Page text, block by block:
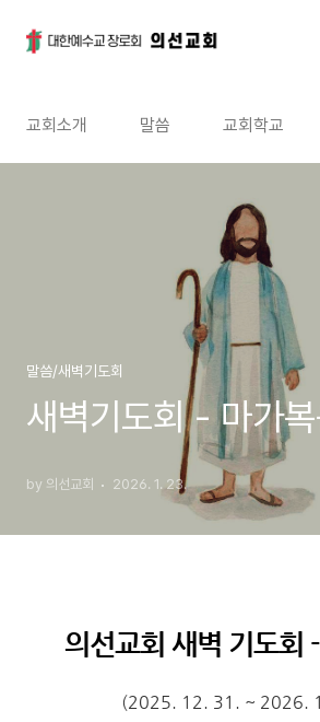
교회소개 말씀 교회학교
말씀/새벽기도회
새벽기도회 - 마가
by 의선교회 2026. 1. 23.
의선교회 새벽 기도회
(2025. 12. 31. ~ 2026.